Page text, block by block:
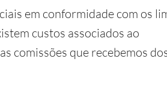
em conformidade com os
custos associados ao
comissões que recebemos